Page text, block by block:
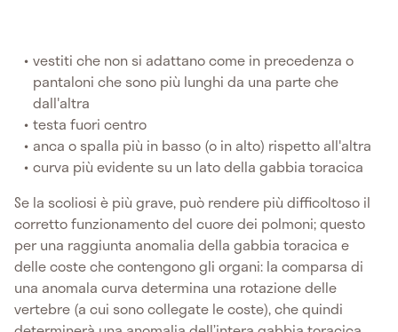
vestiti che non si adattano come in precedenza o
pantaloni che sono più lunghi da una parte che
dall'altra
testa fuori centro
anca o spalla più in basso (o in alto) rispetto all'altra
curva più evidente su un lato della gabbia toracica
Se la scoliosi è più grave, può rendere più difficoltoso il
corretto funzionamento del cuore dei polmoni; questo
per una raggiunta anomalia della gabbia toracica e
delle coste che contengono gli organi: la comparsa di
una anomala curva determina una rotazione delle
vertebre (a cui sono collegate le coste), che quindi